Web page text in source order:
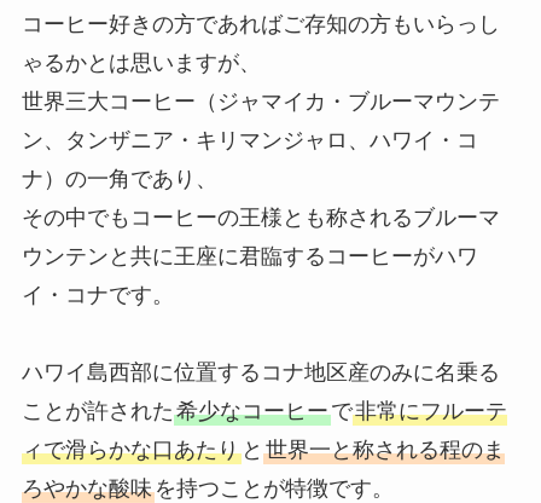
コーヒー好きの方であればご存知の方もいらっし
ゃるかとは思いますが、
世界三大コーヒー（ジャマイカ・ブルーマウンテ
ン、タンザニア・キリマンジャロ、ハワイ・コ
ナ）の一角であり、
その中でもコーヒーの王様とも称されるブルーマ
ウンテンと共に王座に君臨するコーヒーがハワ
イ・コナです。
ハワイ島西部に位置するコナ地区産のみに名乗る
ことが許された希少なコーヒーで非常にフルーテ
ィで滑らかな口あたりと 世界一と称される程のま
ろやかな酸味を持つことが特徴です。